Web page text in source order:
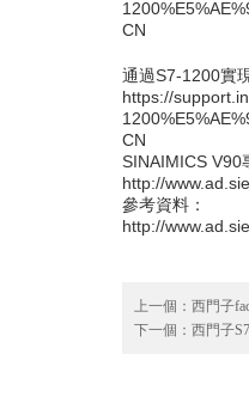
CN
通過S7-1200實
https://
CN
SINAIMICS V90
http://
參考資料：
http://
上一個： 西門子
下一個： 西門子